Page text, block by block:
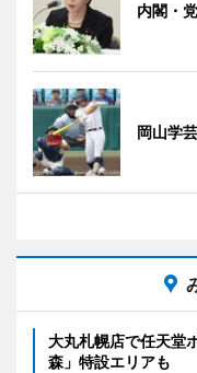
内閣・
岡山学
大丸札幌店で任天堂
森」特設エリアも